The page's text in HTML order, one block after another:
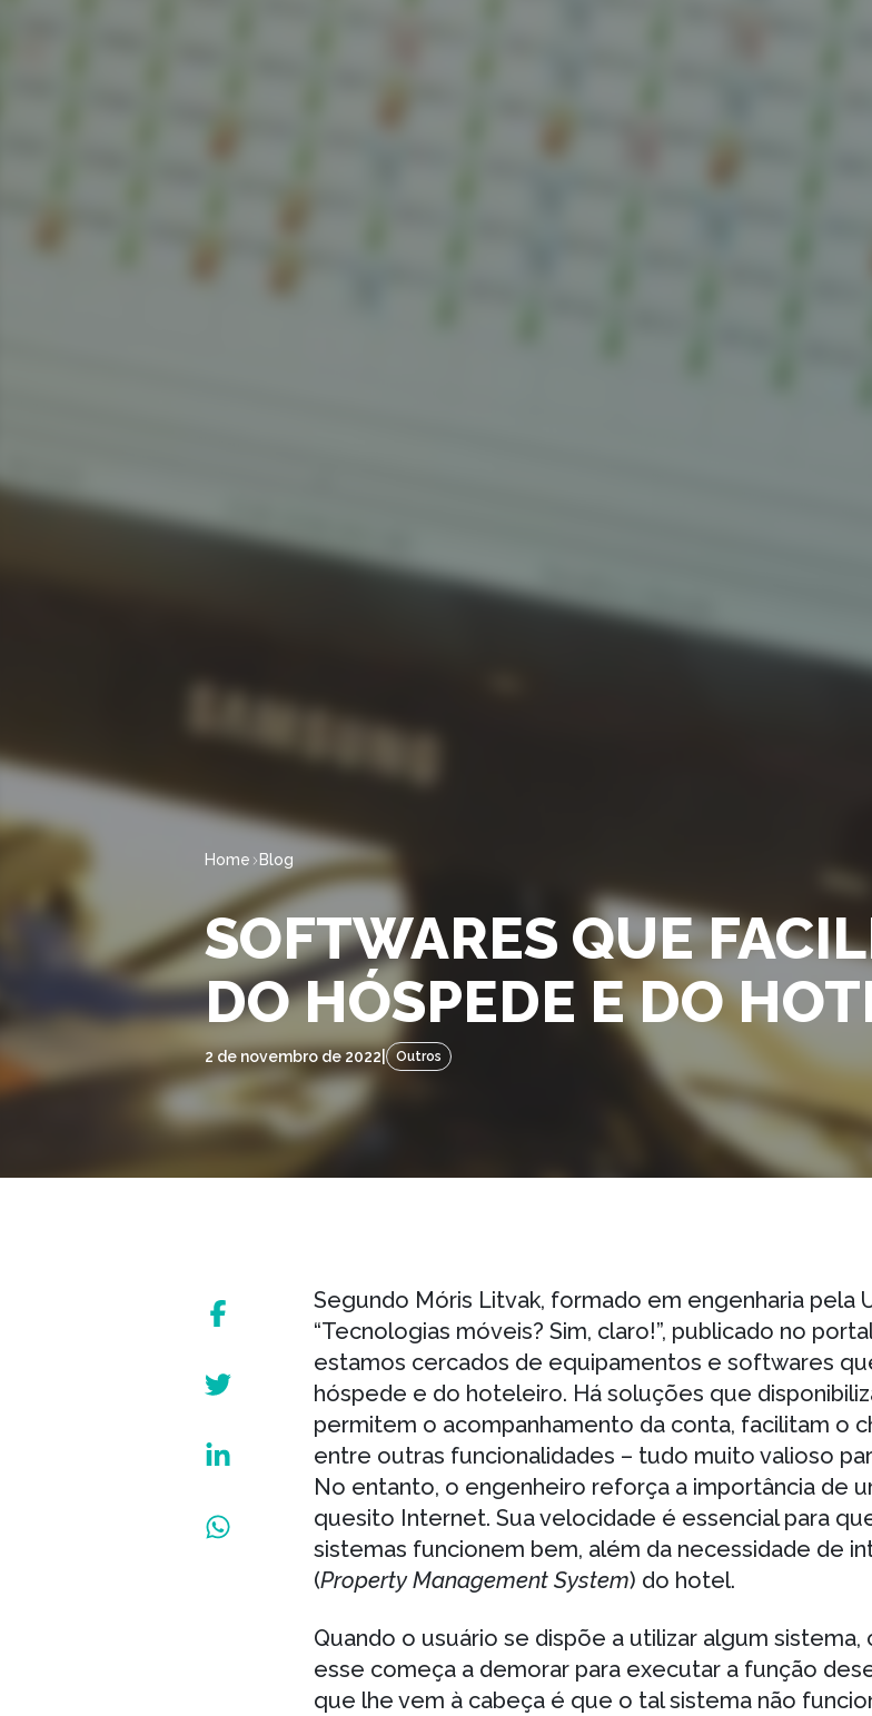
Home Blog
SOFTWARES QUE
DO HÓSPEDE E DO
2 de novembro de 2022 Outros
Segundo Móris Litvak, formado em engenharia pela
“Tecnologias móveis? Sim, claro!”, publicado no
estamos cercados de equipamentos e softwares
hóspede e do hoteleiro. Há soluções que
permitem o acompanhamento da conta, facilitam o
entre outras funcionalidades – tudo muito valioso
No entanto, o engenheiro reforça a importância de
quesito Internet. Sua velocidade é essencial para
sistemas funcionem bem, além da necessidade de
(Property Management System) do hotel.
Quando o usuário se dispõe a utilizar algum
esse começa a demorar para executar a função
que lhe vem à cabeça é que o tal sistema não